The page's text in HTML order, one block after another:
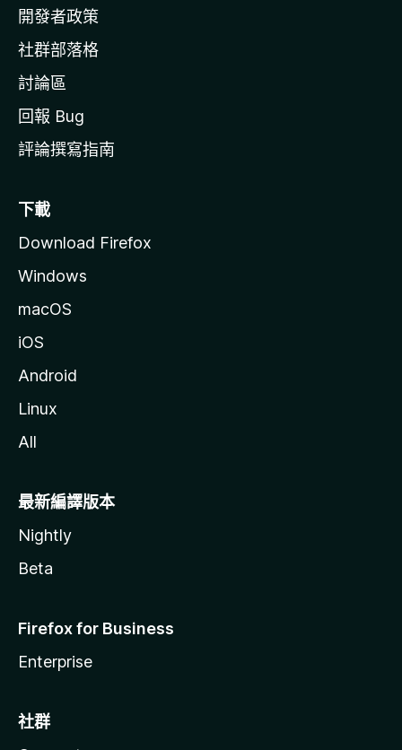
網
開發者政策
社群部落格
討論區
回報 Bug
評論撰寫指南
下載
Download Firefox
Windows
macOS
iOS
Android
Linux
All
最新編譯版本
Nightly
Beta
Firefox for Business
Enterprise
社群